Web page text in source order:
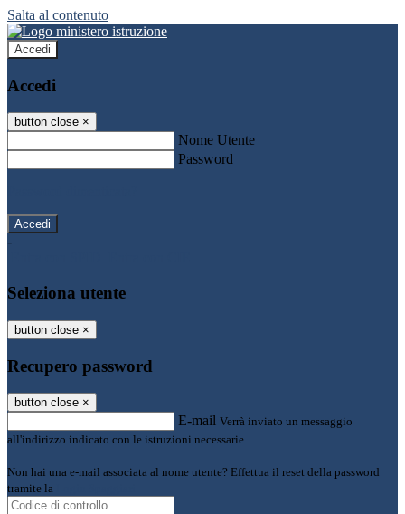
Salta al contenuto
Accedi
Accedi
button close ×
Nome Utente
Password
-
Seleziona utente
button close ×
Recupero password
button close ×
E-mail Verrà inviato un messaggio
all'indirizzo indicato con le istruzioni necessarie.
Non hai una e-mail associata al nome utente? Effettua il reset della password
tramite la